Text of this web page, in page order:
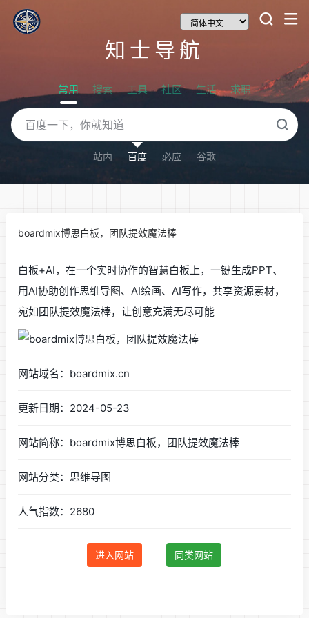
知士导航
常用 搜索 工具 社区 生活 求职
站内 百度 必应 谷歌
boardmix博思白板，团队提效魔法棒
白板+AI，在一个实时协作的智慧白板上，一键生成PPT、
用AI协助创作思维导图、AI绘画、AI写作，共享资源素材，
宛如团队提效魔法棒，让创意充满无尽可能
网站域名：boardmix.cn
更新日期：2024-05-23
网站简称：boardmix博思白板，团队提效魔法棒
网站分类：思维导图
人气指数：2680
进入网站 同类网站